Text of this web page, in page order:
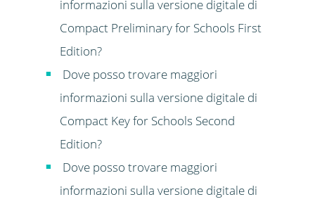
informazioni sulla versione digitale di
Compact Preliminary for Schools First
Edition?
Dove posso trovare maggiori
informazioni sulla versione digitale di
Compact Key for Schools Second
Edition?
Dove posso trovare maggiori
informazioni sulla versione digitale di